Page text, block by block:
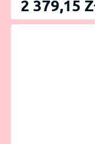
2 379,15